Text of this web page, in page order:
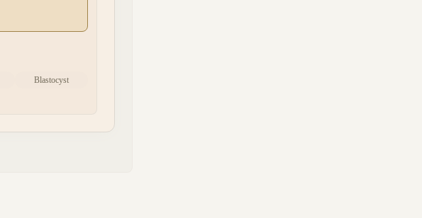
Blastocyst